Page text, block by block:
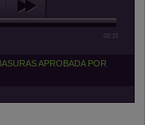
02:15
APROBADA POR